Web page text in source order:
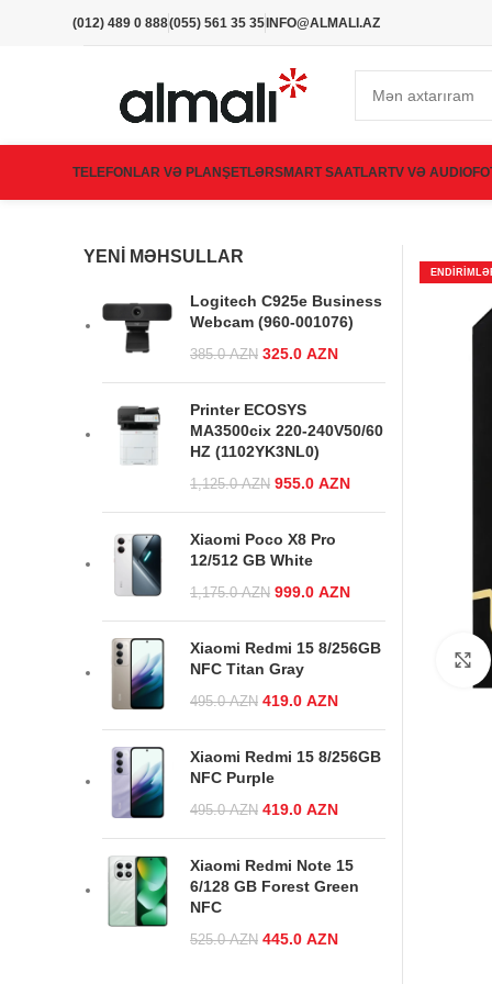
(012) 489 0 888(055) 561 35 35INFO@ALMALI.AZ
TELEFONLAR VƏ PLANŞETLƏRSMART SAATLARTV VƏ AUDIO
YENI MƏHSULLAR
Logitech C925e Business
Webcam (960-001076)
385.0AZN Original price was:
325.0 AZN
Printer ECOSYS
MA3500cix 220-240V50/60
HZ (1102YK3NL0)
1,125.0AZN Original price
1,125.0 AZN.
955.0 AZN
Xiaomi Poco X8 Pro
12/512 GB White
1,175.0AZN Original price
1,175.0 AZN.
999.0 AZN
999.0 AZN.
Xiaomi Redmi 15 8/256GB
NFC Titan Gray
495.0AZN Original price was:
419.0 AZN
419.0 AZN.
Xiaomi Redmi 15 8/256GB
NFC Purple
495.0AZN Original price was:
419.0 AZN
419.0 AZN.
Xiaomi Redmi Note 15
6/128 GB Forest Green
NFC
525.0AZN Original price was:
445.0 AZN